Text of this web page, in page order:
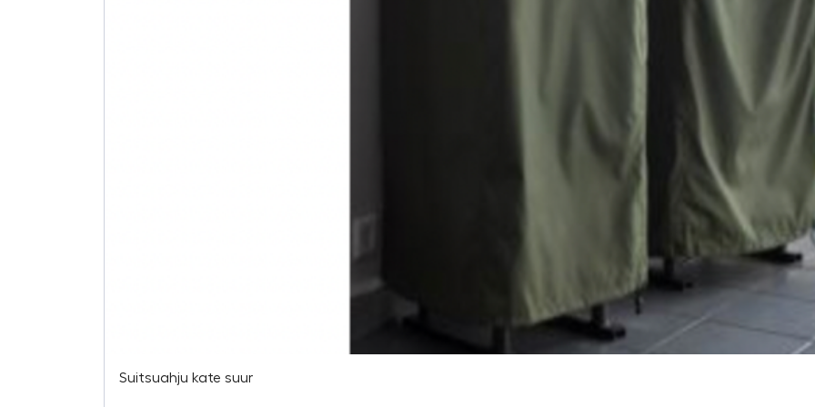
Suitsuahju kate suur